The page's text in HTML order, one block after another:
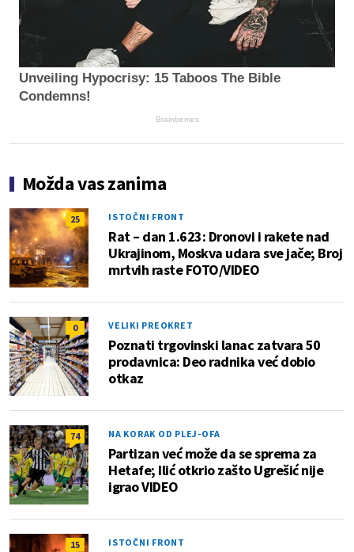
Unveiling Hypocrisy: 15 Taboos The Bible
Condemns!
Brainberries
Možda vas zanima
25 ISTOČNI FRONT
Rat – dan 1.623: Dronovi i rakete nad
Ukrajinom, Moskva udara sve jače; Broj
mrtvih raste FOTO/VIDEO
0 VELIKI PREOKRET
Poznati trgovinski lanac zatvara 50
prodavnica: Deo radnika već dobio
otkaz
74 NA KORAK OD PLEJ-OFA
Partizan već može da se sprema za
Hetafe; Ilić otkrio zašto Ugrešić nije
igrao VIDEO
15 ISTOČNI FRONT